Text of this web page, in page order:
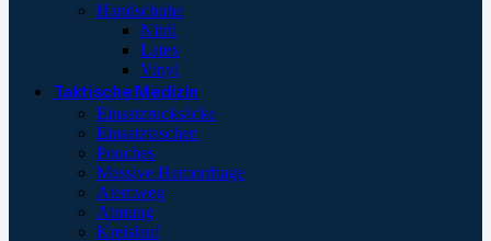
Handschuhe
Nitril
Latex
Vinyl
Taktische Medizin
Einsatzrucksäcke
Einsatztaschen
Pouches
Massive Hemorrhage
Atemweg
Atmung
Kreislauf